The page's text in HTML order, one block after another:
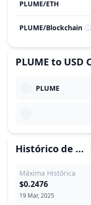
PLUME/ETH
PLUME/Blockchain
PLUME to USD
PLUME
Histórico de Preço
Máxima Histórica
19 Mar, 2025
$0.2476